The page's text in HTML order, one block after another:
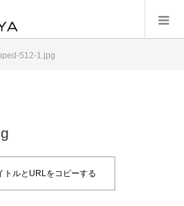
512-1.jpg
トルとURLをコピーする